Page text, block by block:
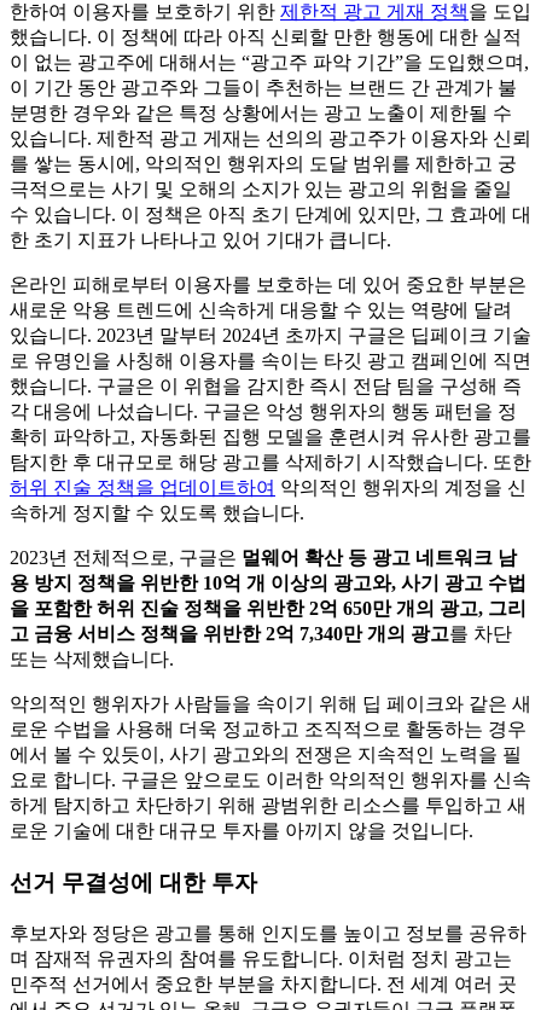
한하여 이용자를 보호하기 위한 제한적 광고 게재 정책을 도입
했습니다. 이 정책에 따라 아직 신뢰할 만한 행동에 대한 실적
이 없는 광고주에 대해서는 “광고주 파악 기간”을 도입했으며,
이 기간 동안 광고주와 그들이 추천하는 브랜드 간 관계가 불
분명한 경우와 같은 특정 상황에서는 광고 노출이 제한될 수
있습니다. 제한적 광고 게재는 선의의 광고주가 이용자와 신뢰
를 쌓는 동시에, 악의적인 행위자의 도달 범위를 제한하고 궁
극적으로는 사기 및 오해의 소지가 있는 광고의 위험을 줄일
수 있습니다. 이 정책은 아직 초기 단계에 있지만, 그 효과에 대
한 초기 지표가 나타나고 있어 기대가 큽니다.
온라인 피해로부터 이용자를 보호하는 데 있어 중요한 부분은
새로운 악용 트렌드에 신속하게 대응할 수 있는 역량에 달려
있습니다. 2023년 말부터 2024년 초까지 구글은 딥페이크 기술
로 유명인을 사칭해 이용자를 속이는 타깃 광고 캠페인에 직면
했습니다. 구글은 이 위협을 감지한 즉시 전담 팀을 구성해 즉
각 대응에 나섰습니다. 구글은 악성 행위자의 행동 패턴을 정
확히 파악하고, 자동화된 집행 모델을 훈련시켜 유사한 광고를
탐지한 후 대규모로 해당 광고를 삭제하기 시작했습니다. 또한
허위 진술 정책을 업데이트하여 악의적인 행위자의 계정을 신
속하게 정지할 수 있도록 했습니다.
2023년 전체적으로, 구글은 멀웨어 확산 등 광고 네트워크 남
용 방지 정책을 위반한 10억 개 이상의 광고와, 사기 광고 수법
을 포함한 허위 진술 정책을 위반한 2억 650만 개의 광고, 그리
고 금융 서비스 정책을 위반한 2억 7,340만 개의 광고를 차단
또는 삭제했습니다.
악의적인 행위자가 사람들을 속이기 위해 딥 페이크와 같은 새
로운 수법을 사용해 더욱 정교하고 조직적으로 활동하는 경우
에서 볼 수 있듯이, 사기 광고와의 전쟁은 지속적인 노력을 필
요로 합니다. 구글은 앞으로도 이러한 악의적인 행위자를 신속
하게 탐지하고 차단하기 위해 광범위한 리소스를 투입하고 새
로운 기술에 대한 대규모 투자를 아끼지 않을 것입니다.
선거 무결성에 대한 투자
후보자와 정당은 광고를 통해 인지도를 높이고 정보를 공유하
며 잠재적 유권자의 참여를 유도합니다. 이처럼 정치 광고는
민주적 선거에서 중요한 부분을 차지합니다. 전 세계 여러 곳